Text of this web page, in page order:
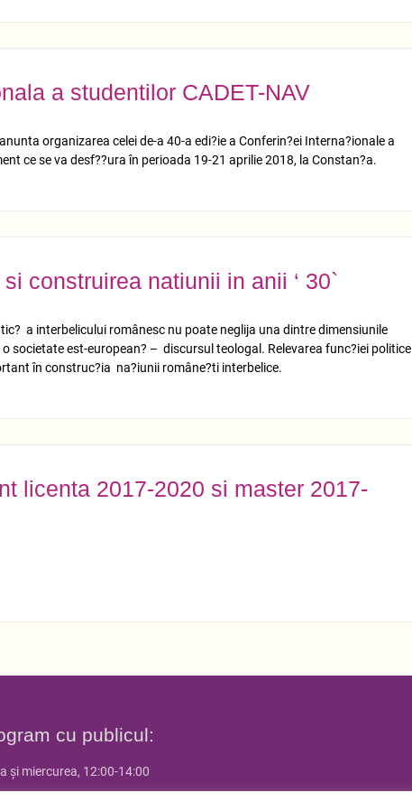
a studentilor CADET-NAV
organizarea celei de-a 40-a edi?ie a Conferin?ei Interna?ionale a
ce se va desf??ura în perioada 19-21 aprilie 2018, la Constan?a.
construirea natiunii in anii ‘ 30`
a interbelicului românesc nu poate neglija una dintre dimensiunile
societate est-european? – discursul teologal. Relevarea func?iei politice
în construc?ia na?iunii române?ti interbelice.
licenta 2017-2020 si master 2017-
cu publicul:
și miercurea, 12:00-14:00